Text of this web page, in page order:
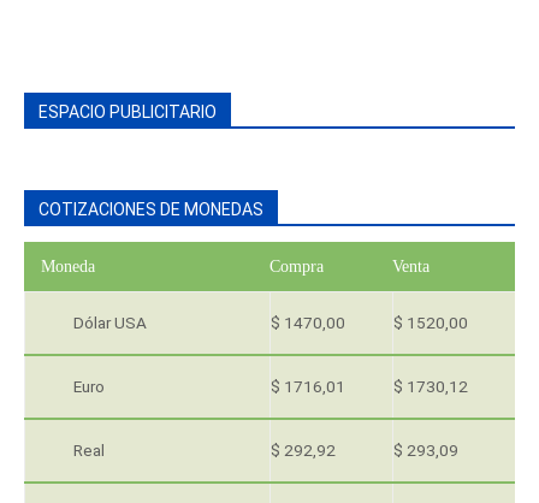
ESPACIO PUBLICITARIO
COTIZACIONES DE MONEDAS
Moneda Compra Venta
Dólar USA $ 1470,00 $ 1520,00
Euro $ 1716,01 $ 1730,12
Real $ 292,92 $ 293,09